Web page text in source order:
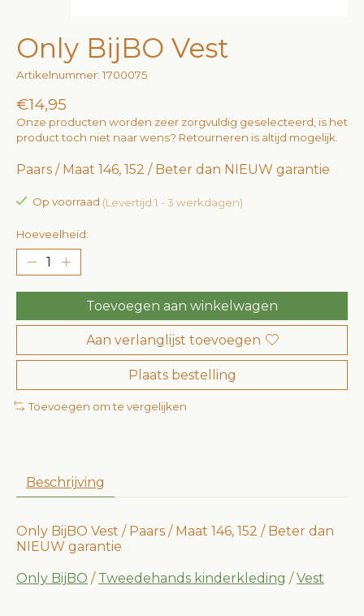
Only BijBO Vest
Artikelnummer: 1700075
€14,95
Onze producten worden zeer zorgvuldig geselecteerd, is het
product toch niet naar wens? Retourneren is altijd mogelijk.
Paars / Maat 146, 152 / Beter dan NIEUW garantie
Op voorraad (Levertijd:1 - 3 werkdagen)
Hoeveelheid:
Toevoegen aan winkelwagen
Aan verlanglijst toevoegen
Plaats bestelling
Toevoegen om te vergelijken
Beschrijving
Only BijBO Vest / Paars / Maat 146, 152 / Beter dan
NIEUW garantie
Only BijBO / Tweedehands kinderkleding / Vest